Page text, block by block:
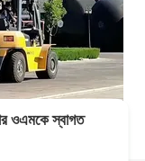
ওএমকে স্বাগত